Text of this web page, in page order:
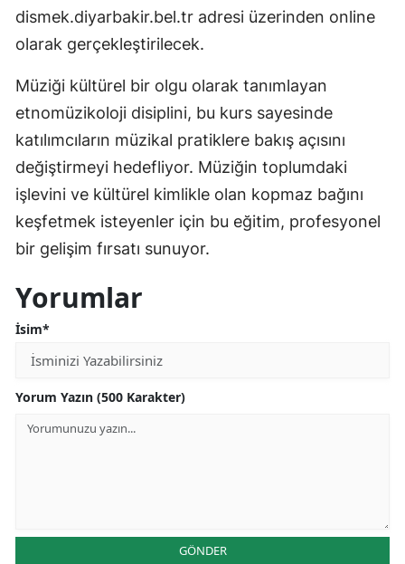
dismek.diyarbakir.bel.tr adresi üzerinden online
olarak gerçekleştirilecek.
Müziği kültürel bir olgu olarak tanımlayan
etnomüzikoloji disiplini, bu kurs sayesinde
katılımcıların müzikal pratiklere bakış açısını
değiştirmeyi hedefliyor. Müziğin toplumdaki
işlevini ve kültürel kimlikle olan kopmaz bağını
keşfetmek isteyenler için bu eğitim, profesyonel
bir gelişim fırsatı sunuyor.
Yorumlar
İsim*
Yorum Yazın (500 Karakter)
GÖNDER